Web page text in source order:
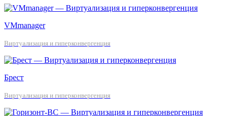
VMmanager
Виртуализация и гиперконвергенция
Брест
Виртуализация и гиперконвергенция